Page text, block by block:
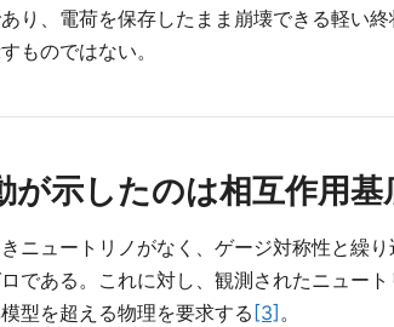
り、電荷を保存したまま崩壊できる軽い
ものではない。
が示したのは相互作用
ニュートリノがなく、ゲージ対称性と繰
である。これに対し、観測されたニュー
型を超える物理を要求する [3] 。